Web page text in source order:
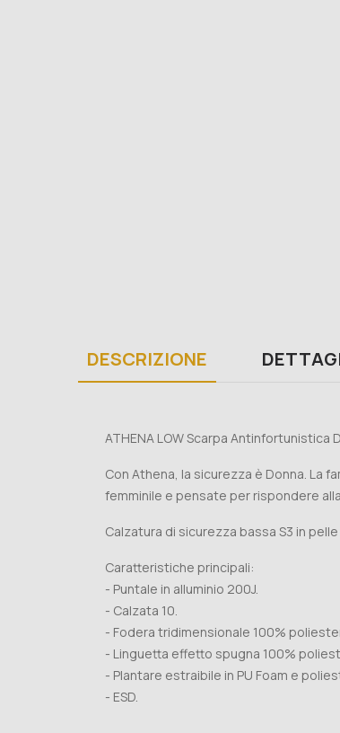
DESCRIZIONE
ATHENA LOW Scarpa Antinfortunistica
Con Athena, la sicurezza è Donna. La
femminile e pensate per rispondere
Calzatura di sicurezza bassa S3 in
Caratteristiche principali:
- Puntale in alluminio 200J.
- Calzata 10.
- Fodera tridimensionale 100%
- Linguetta effetto spugna 100%
- Plantare estraibile in PU Foam e
- ESD.